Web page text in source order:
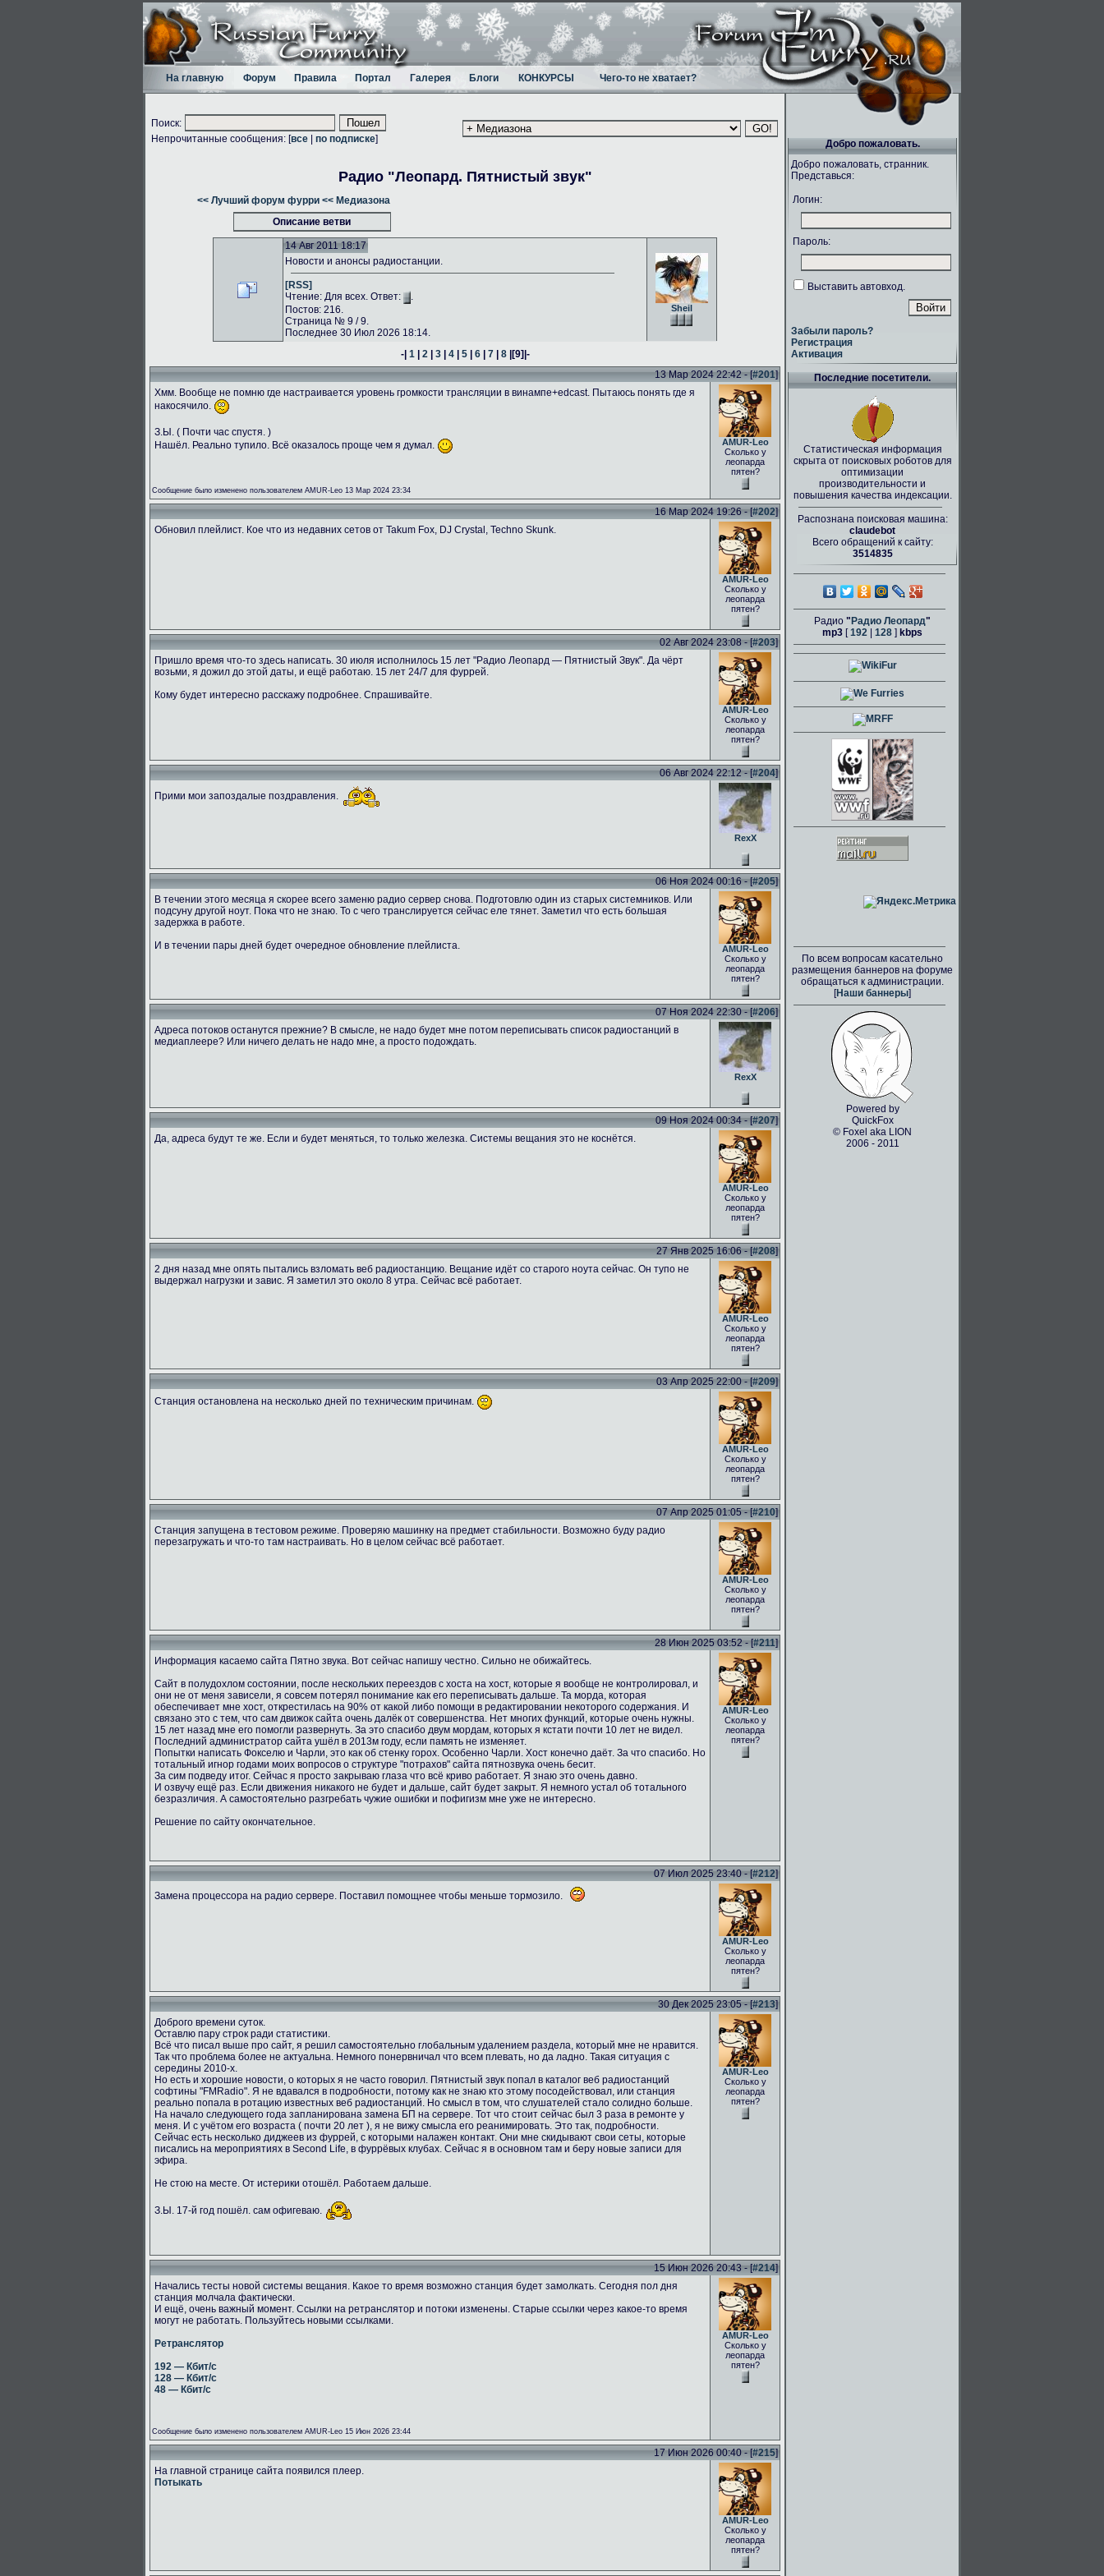
На главную Форум Правила Портал Галерея Блоги КОНКУРСЫ Чего-то не хватает?
Поиск:
Непрочитанные сообщения: [все по подписке]
Радио "Леопард. Пятнистый звук"
<< Лучший форум фурри << Медиазона
Описание ветви
14 Авг 2011 18:17
Sheil
Новости и анонсы радиостанции.
[RSS]
Чтение: Для всех. Ответ:
.
Постов: 216.
Страница № 9 / 9.
Последнее 30 Июл 2026 18:14.
-| 1| 2| 3| 4| 5| 6| 7| 8|[9]|-
13 Мар 2024 22:42 - [#201]
Хмм. Вообще не помню где настраивается уровень громкости трансляции в винампе+edcast. Пытаюсь понять где я
накосячило.
З.Ы. ( Почти час спустя. )
Нашёл. Реально тупило. Всё оказалось проще чем я думал.
Сообщение было изменено пользователем AMUR-Leo 13 Мар 2024 23:34
AMUR-Leo
Сколько у
леопарда
пятен?
16 Мар 2024 19:26 - [#202]
Обновил плейлист. Кое что из недавних сетов от Takum Fox, DJ Crystal, Techno Skunk.
AMUR-Leo
Сколько у
леопарда
пятен?
02 Авг 2024 23:08 - [#203]
Пришло время что-то здесь написать. 30 июля исполнилось 15 лет "Радио Леопард — Пятнистый Звук". Да чёрт
возьми, я дожил до этой даты, и ещё работаю. 15 лет 24/7 для фуррей.
Кому будет интересно расскажу подробнее. Спрашивайте.
AMUR-Leo
Сколько у
леопарда
пятен?
06 Авг 2024 22:12 - [#204]
Прими мои запоздалые поздравления.
RexX
06 Ноя 2024 00:16 - [#205]
В течении этого месяца я скорее всего заменю радио сервер снова. Подготовлю один из старых системников. Или
подсуну другой ноут. Пока что не знаю. То с чего транслируется сейчас еле тянет. Заметил что есть большая
задержка в работе.
И в течении пары дней будет очередное обновление плейлиста.
AMUR-Leo
Сколько у
леопарда
пятен?
07 Ноя 2024 22:30 - [#206]
Адреса потоков останутся прежние? В смысле, не надо будет мне потом переписывать список радиостанций в
медиаплеере? Или ничего делать не надо мне, а просто подождать.
RexX
09 Ноя 2024 00:34 - [#207]
Да, адреса будут те же. Если и будет меняться, то только железка. Системы вещания это не коснётся.
AMUR-Leo
Сколько у
леопарда
пятен?
27 Янв 2025 16:06 - [#208]
2 дня назад мне опять пытались взломать веб радиостанцию. Вещание идёт со старого ноута сейчас. Он тупо не
выдержал нагрузки и завис. Я заметил это около 8 утра. Сейчас всё работает.
AMUR-Leo
Сколько у
леопарда
пятен?
03 Апр 2025 22:00 - [#209]
Станция остановлена на несколько дней по техническим причинам.
AMUR-Leo
Сколько у
леопарда
пятен?
07 Апр 2025 01:05 - [#210]
Станция запущена в тестовом режиме. Проверяю машинку на предмет стабильности. Возможно буду радио
перезагружать и что-то там настраивать. Но в целом сейчас всё работает.
AMUR-Leo
Сколько у
леопарда
пятен?
28 Июн 2025 03:52 - [#211]
Информация касаемо сайта Пятно звука. Вот сейчас напишу честно. Сильно не обижайтесь.
Сайт в полудохлом состоянии, после нескольких переездов с хоста на хост, которые я вообще не контролировал, и
они не от меня зависели, я совсем потерял понимание как его переписывать дальше. Та морда, которая
обеспечивает мне хост, открестилась на 90% от какой либо помощи в редактировании некоторого содержания. И
связано это с тем, что сам движок сайта очень далёк от совершенства. Нет многих функций, которые очень нужны.
15 лет назад мне его помогли развернуть. За это спасибо двум мордам, которых я кстати почти 10 лет не видел.
Последний администратор сайта ушёл в 2013м году, если память не изменяет.
Попытки написать Фокселю и Чарли, это как об стенку горох. Особенно Чарли. Хост конечно даёт. За что спасибо. Но
тотальный игнор годами моих вопросов о структуре "потрахов" сайта пятнозвука очень бесит.
За сим подведу итог. Сейчас я просто закрываю глаза что всё криво работает. Я знаю это очень давно.
И озвучу ещё раз. Если движения никакого не будет и дальше, сайт будет закрыт. Я немного устал об тотального
безразличия. А самостоятельно разгребать чужие ошибки и пофигизм мне уже не интересно.
Решение по сайту окончательное.
AMUR-Leo
Сколько у
леопарда
пятен?
07 Июл 2025 23:40 - [#212]
Замена процессора на радио сервере. Поставил помощнее чтобы меньше тормозило.
AMUR-Leo
Сколько у
леопарда
пятен?
30 Дек 2025 23:05 - [#213]
Доброго времени суток.
Оставлю пару строк ради статистики.
Всё что писал выше про сайт, я решил самостоятельно глобальным удалением раздела, который мне не нравится.
Так что проблема более не актуальна. Немного понервничал что всем плевать, но да ладно. Такая ситуация с
середины 2010-х.
Но есть и хорошие новости, о которых я не часто говорил. Пятнистый звук попал в каталог веб радиостанций
софтины "FMRadio". Я не вдавался в подробности, потому как не знаю кто этому посодействовал, или станция
реально попала в ротацию известных веб радиостанций. Но смысл в том, что слушателей стало солидно больше.
На начало следующего года запланирована замена БП на сервере. Тот что стоит сейчас был 3 раза в ремонте у
меня. И с учётом его возраста ( почти 20 лет ), я не вижу смысла его реанимировать. Это так, подробности.
Сейчас есть несколько диджеев из фуррей, с которыми налажен контакт. Они мне скидывают свои сеты, которые
писались на мероприятиях в Second Life, в фуррёвых клубах. Сейчас я в основном там и беру новые записи для
эфира.
Не стою на месте. От истерики отошёл. Работаем дальше.
З.Ы. 17-й год пошёл. сам офигеваю.
AMUR-Leo
Сколько у
леопарда
пятен?
15 Июн 2026 20:43 - [#214]
Начались тесты новой системы вещания. Какое то время возможно станция будет замолкать. Сегодня пол дня
станция молчала фактически.
И ещё, очень важный момент. Ссылки на ретранслятор и потоки изменены. Старые ссылки через какое-то время
могут не работать. Пользуйтесь новыми ссылками.
Ретранслятор
192 — Кбит/с
128 — Кбит/с
48 — Кбит/с
Сообщение было изменено пользователем AMUR-Leo 15 Июн 2026 23:44
AMUR-Leo
Сколько у
леопарда
пятен?
17 Июн 2026 00:40 - [#215]
На главной странице сайта появился плеер.
Потыкать
AMUR-Leo
Сколько у
леопарда
пятен?
Добро пожаловать.
Добро пожаловать, странник.
Представься:
Логин:
Пароль:
Выставить автовход.
Забыли пароль?
Регистрация
Активация
Последние посетители.
Статистическая информация
скрыта от поисковых роботов для
оптимизации
производительности и
повышения качества индексации.
Распознана поисковая машина:
claudebot
Всего обращений к сайту:
3514835
Радио " Радио Леопард"
mp3 [192 128 ] kbps
По всем вопросам касательно
размещения баннеров на форуме
обращаться к администрации.
[Наши баннеры]
Powered by
QuickFox
© Foxel aka LION
2006 - 2011